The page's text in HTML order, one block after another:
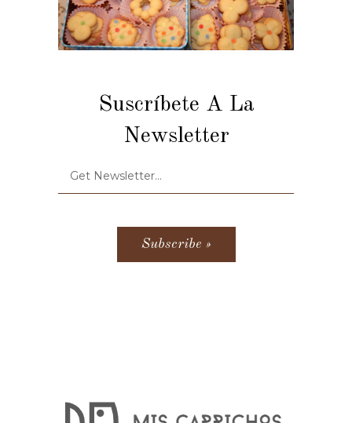
Suscríbete A La
Newsletter